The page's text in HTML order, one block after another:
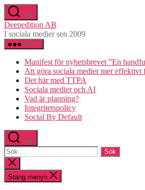
Hoppa
till
innehåll
Sök
Deepedition AB
I sociala medier sen 2009
Meny
Manifest för nyhetsbrevet ”En
Att göra sociala medier mer effektivt
Det här med TTPA
Sociala medier och AI
Vad är planning?
Integritetspolicy
Social By Default
Sök
Sök
efter:
Stäng
sökningen
Stäng menyn